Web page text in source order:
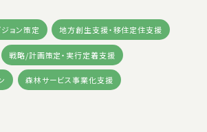
ョン策定 地方創生支援・移住定住支援
戦略/計画策定・実行定着支援
森林サービス事業化支援